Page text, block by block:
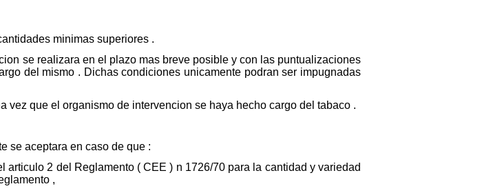
minimas superiores .
se realizara en el plazo mas breve posible y con las puntualizaciones
del mismo . Dichas condiciones unicamente podran ser impugnadas
vez que el organismo de intervencion se haya hecho cargo del tabaco .
se aceptara en caso de que :
2 del Reglamento ( CEE ) n 1726/70 para la cantidad y variedad
,